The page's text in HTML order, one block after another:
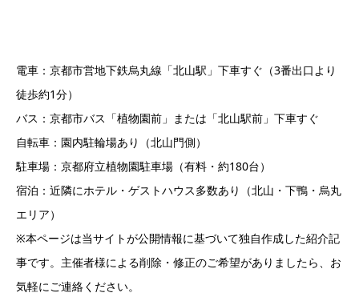
電車：京都市営地下鉄烏丸線「北山駅」下車すぐ（3番出口より
徒歩約1分）
バス：京都市バス「植物園前」または「北山駅前」下車すぐ
自転車：園内駐輪場あり（北山門側）
駐車場：京都府立植物園駐車場（有料・約180台）
宿泊：近隣にホテル・ゲストハウス多数あり（北山・下鴨・烏丸
エリア）
※本ページは当サイトが公開情報に基づいて独自作成した紹介記
事です。主催者様による削除・修正のご希望がありましたら、お
気軽にご連絡ください。